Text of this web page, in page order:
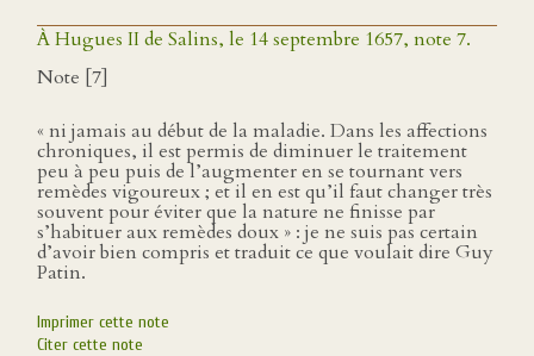
À Hugues II de Salins, le 14 septembre 1657, note 7.
Note [7]
« ni jamais au début de la maladie. Dans les affections
chroniques, il est permis de diminuer le traitement
peu à peu puis de l’augmenter en se tournant vers
remèdes vigoureux ; et il en est qu’il faut changer très
souvent pour éviter que la nature ne finisse par
s’habituer aux remèdes doux » : je ne suis pas certain
d’avoir bien compris et traduit ce que voulait dire Guy
Patin.
Imprimer cette note
Citer cette note